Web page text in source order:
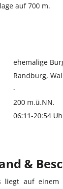
auf 700 m.
ehemalige
Randburg,
-
200 m.ü.NN.
06:11-20:54
&
liegt auf einem